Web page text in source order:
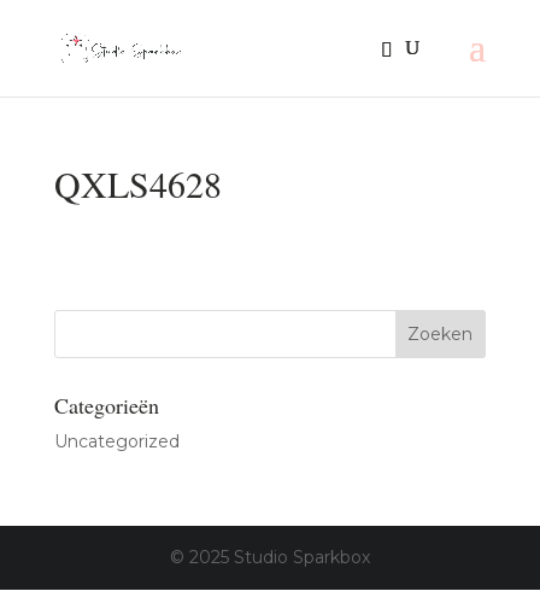
QXLS4628
Categorieën
Uncategorized
© 2025 Studio Sparkbox